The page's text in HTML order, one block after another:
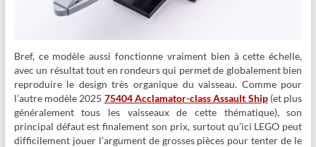
Bref, ce modèle aussi fonctionne vraiment bien à cette échelle,
avec un résultat tout en rondeurs qui permet de globalement bien
reproduire le design très organique du vaisseau. Comme pour
l’autre modèle 2025 75404 Acclamator-class Assault Ship(et plus
généralement tous les vaisseaux de cette thématique), son
principal défaut est finalement son prix, surtout qu’ici LEGO peut
difficilement jouer l’argument de grosses pièces pour tenter de le